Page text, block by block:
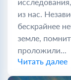
из нас.
бескрайнее
земле,
проложили...
Читать далее